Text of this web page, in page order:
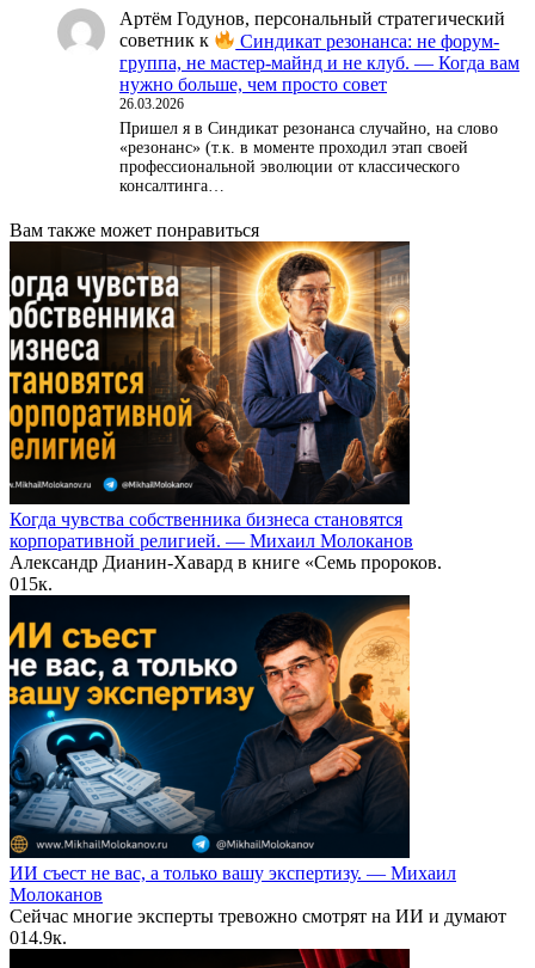
Артём Годунов, персональный стратегический
советник к
Синдикат резонанса: не форум-
группа, не мастер-майнд и не клуб. — Когда вам
нужно больше, чем просто совет
26.03.2026
Пришел я в Синдикат резонанса случайно, на слово
«резонанс» (т.к. в моменте проходил этап своей
профессиональной эволюции от классического
консалтинга…
Вам также может понравиться
Когда чувства собственника бизнеса становятся
корпоративной религией. — Михаил Молоканов
Александр Дианин-Хавард в книге «Семь пророков.
015к.
ИИ съест не вас, а только вашу экспертизу. — Михаил
Молоканов
Сейчас многие эксперты тревожно смотрят на ИИ и думают
014.9к.